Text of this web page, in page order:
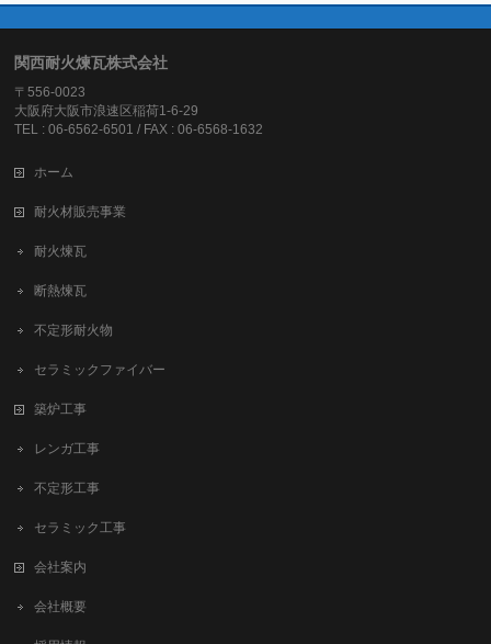
関西耐火煉瓦株式会社
〒556-0023
大阪府大阪市浪速区稲荷1-6-29
TEL : 06-6562-6501 / FAX : 06-6568-1632
ホーム
耐火材販売事業
耐火煉瓦
断熱煉瓦
不定形耐火物
セラミックファイバー
築炉工事
レンガ工事
不定形工事
セラミック工事
会社案内
会社概要